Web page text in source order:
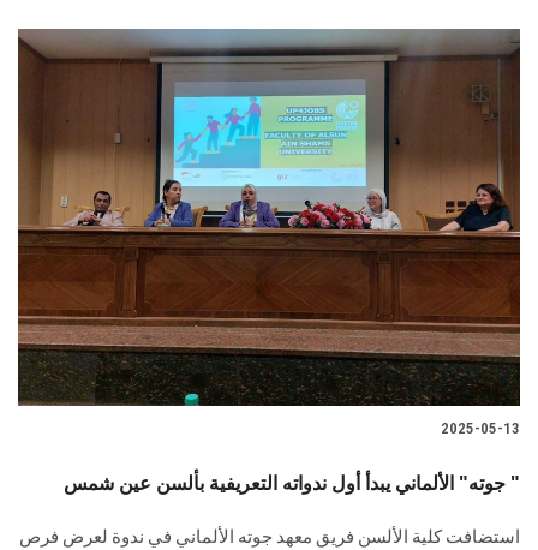
2025-05-13
جوته" الألماني يبدأ أول ندواته التعريفية بألسن عين شمس "
استضافت كلية الألسن فريق معهد جوته الألماني في ندوة لعرض فرص